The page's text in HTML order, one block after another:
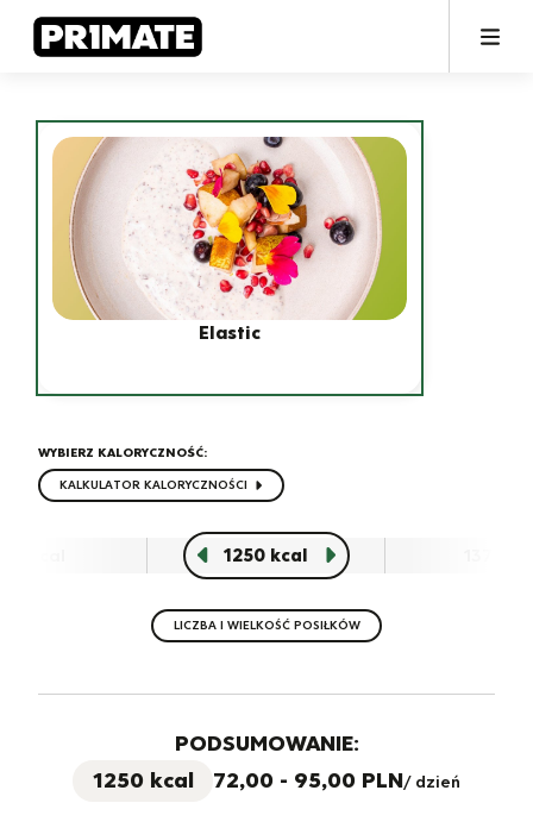
Elastic
WYBIERZ KALORYCZNOŚĆ:
KALKULATOR KALORYCZNOŚCI
1250 kcal
LICZBA I WIELKOŚĆ POSIŁKÓW
PODSUMOWANIE:
1250 kcal 72,00 - 95,00 PLN/ dzień